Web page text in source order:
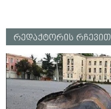
რედაქტორის რჩევით